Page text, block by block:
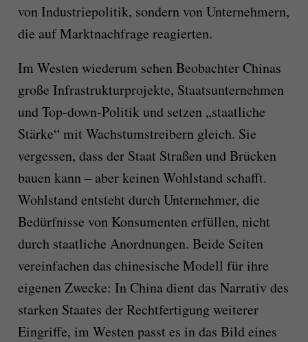
von Industriepolitik, sondern von Unternehmern,
die auf Marktnachfrage reagierten.
Im Westen wiederum sehen Beobachter Chinas
große Infrastrukturprojekte, Staatsunternehmen
und Top-down-Politik und setzen „staatliche
Stärke“ mit Wachstumstreibern gleich. Sie
vergessen, dass der Staat Straßen und Brücken
bauen kann – aber keinen Wohlstand schafft.
Wohlstand entsteht durch Unternehmer, die
Bedürfnisse von Konsumenten erfüllen, nicht
durch staatliche Anordnungen. Beide Seiten
vereinfachen das chinesische Modell für ihre
eigenen Zwecke: In China dient das Narrativ des
starken Staates der Rechtfertigung weiterer
Eingriffe, im Westen passt es in das Bild eines